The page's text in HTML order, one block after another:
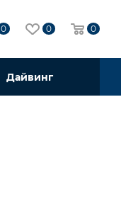
0 0 0
Дайвинг